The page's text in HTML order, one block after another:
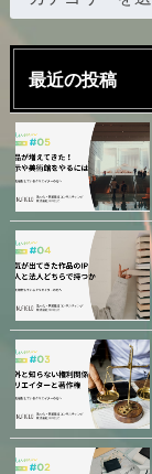
最近の投稿